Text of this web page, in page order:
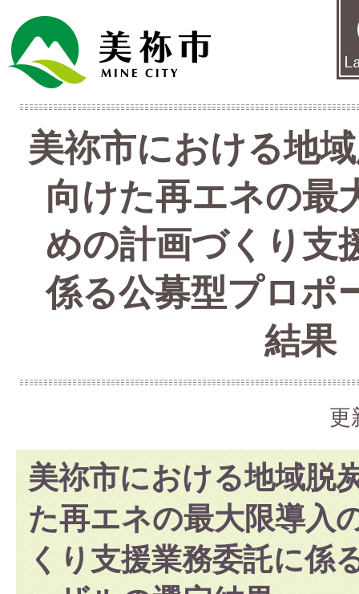
美祢市における地
向けた再エネの最
めの計画づくり支
係る公募型プロポ
結果
更
美祢市における地域脱
た再エネの最大限導入
くり支援業務委託に係